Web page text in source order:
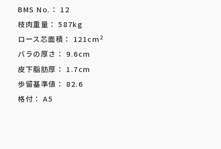
BMS No.： 12
枝肉重量： 587kg
ロース芯面積：
121cm2
バラの厚さ： 9.6cm
皮下脂肪厚： 1.7cm
歩留基準値： 82.6
格付： A5